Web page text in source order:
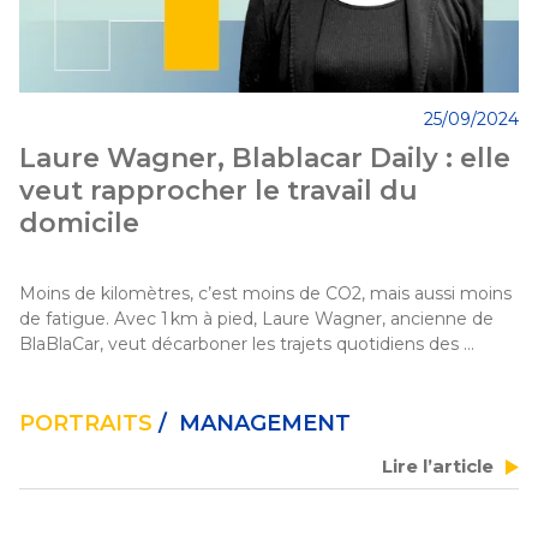
Laure Wagner, Blablacar Daily : elle
veut rapprocher le travail du
domicile
25/09/2024
Moins de kilomètres, c’est moins de CO2, mais aussi moins
de fatigue. Avec 1 km à pied, Laure Wagner, ancienne de
BlaBlaCar, veut décarboner les trajets quotidiens des
fidéliser leurs salariés, explique-t-elle.
PORTRAITS / MANAGEMENT
Lire l’article